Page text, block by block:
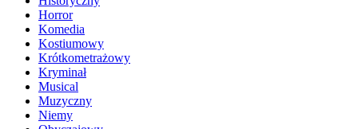
Horror
Komedia
Kostiumowy
Krótkometrażowy
Kryminał
Musical
Muzyczny
Niemy